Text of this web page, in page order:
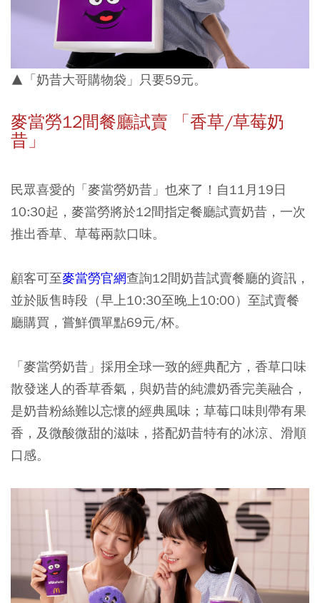
▲「奶昔大哥購物袋」只要59元。
麥當勞12間餐廳試賣 「香草/草莓奶
昔」
民眾喜愛的「麥當勞奶昔」也來了！自11月19日
10:30起，麥當勞將於12間指定餐廳試賣奶昔，一次
推出香草、草莓兩款口味。
顧客可至麥當勞官網查詢12間奶昔試賣餐廳的資訊，
並於販售時段（早上10:30至晚上10:00）至試賣餐
廳購買，嘗鮮價單點69元/杯。
「麥當勞奶昔」採用全球一致的經典配方，香草口味
散發迷人的香草香氣，與奶昔的純濃奶香完美融合，
是奶昔粉絲難以忘懷的經典風味；草莓口味則帶有果
香，及微酸微甜的滋味，搭配奶昔特有的冰涼、滑順
口感。